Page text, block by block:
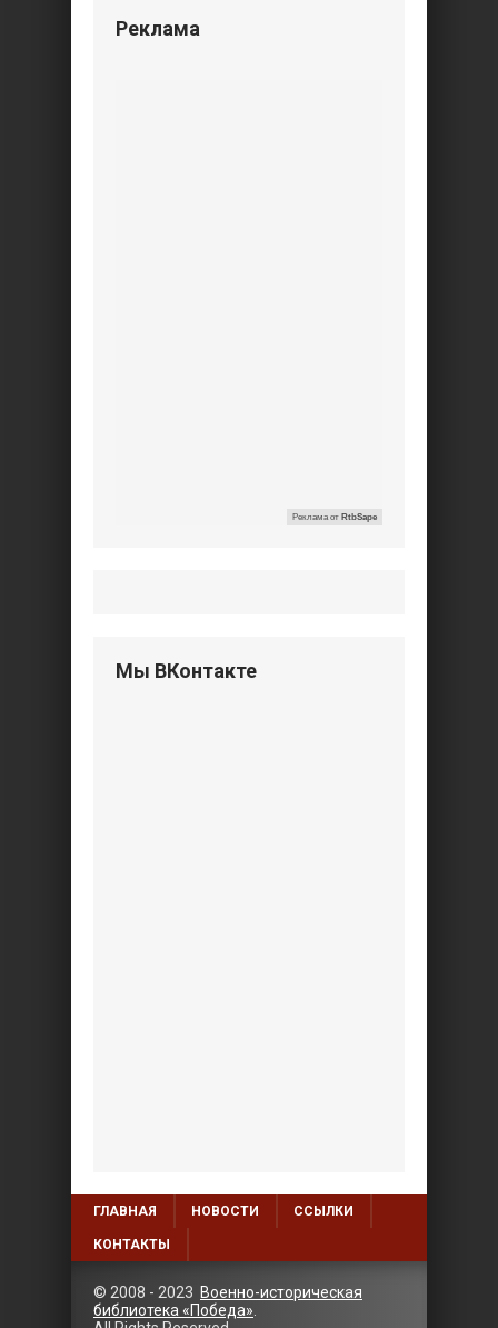
Реклама
Реклама от RtbSape
Мы ВКонтакте
ГЛАВНАЯ НОВОСТИ ССЫЛКИ
КОНТАКТЫ
© 2008 - 2023 Военно-историческая
библиотека «Победа»